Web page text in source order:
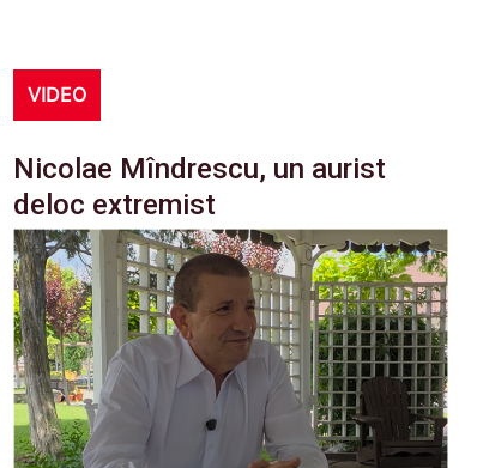
VIDEO
Nicolae Mîndrescu, un aurist
deloc extremist